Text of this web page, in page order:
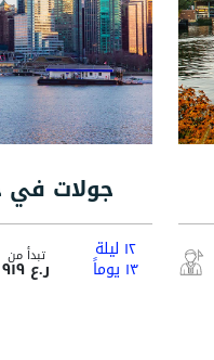
جولات في
١٢ ليلة
١٣ يوماً تبدأ من
ر.ع ٩١٩